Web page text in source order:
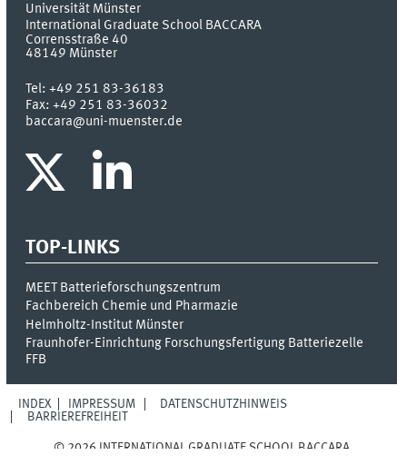
Universität Münster
International Graduate School BACCARA
Corrensstraße 40
48149 Münster
Tel:+49 251 83-36183
Fax:+49 251 83-36032
baccara@uni-muenster.de
TOP-LINKS
MEET Batterieforschungszentrum
Fachbereich Chemie und Pharmazie
Helmholtz-Institut Münster
Fraunhofer-Einrichtung Forschungsfertigung Batteriezelle
FFB
INDEX IMPRESSUM
DATENSCHUTZHINWEIS
BARRIEREFREIHEIT
© 2026 INTERNATIONAL GRADUATE SCHOOL BACCARA